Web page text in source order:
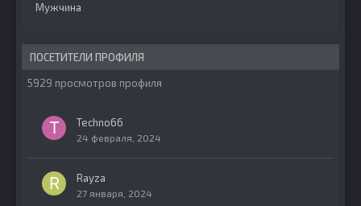
Мужчина
ПОСЕТИТЕЛИ ПРОФИЛЯ
5929 просмотров профиля
Techno66
24 февраля, 2024
Rayza
27 января, 2024